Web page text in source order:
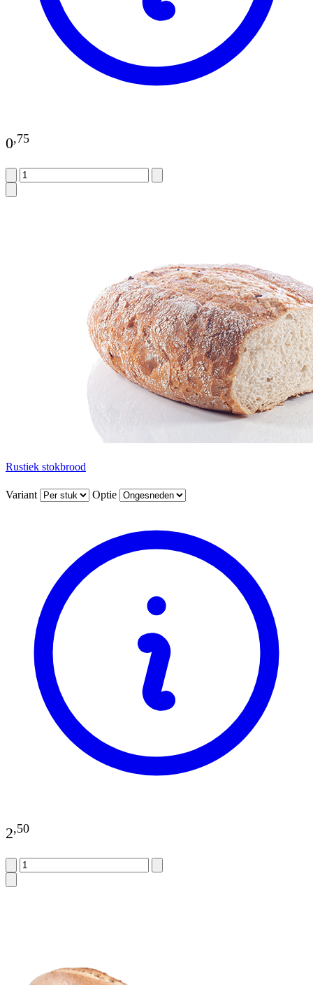
0,75
Rustiek stokbrood
Variant Optie
2,50